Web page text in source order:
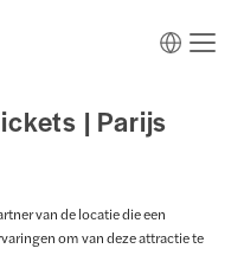
| Parijs
van de locatie die een
om van deze attractie te